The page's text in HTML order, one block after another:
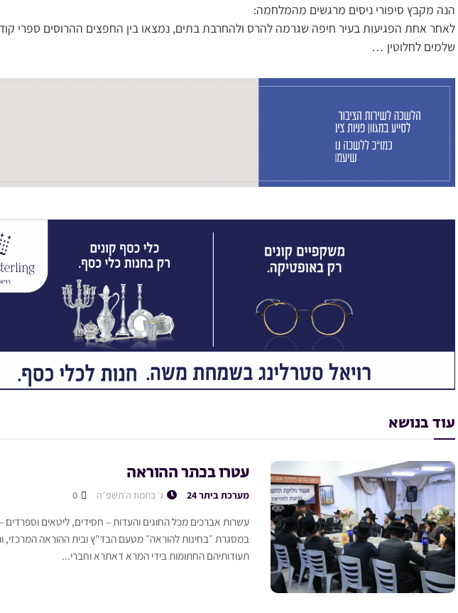
הנה מקבץ סיפורי ניסים מרגשים מהמלחמה:
לאחר אחת הפגיעות בעיר חיפה שגרמה להרס ולהחרבת בתים, נמצאו בין החפצים ההרוסים ספרי
שלמים לחלוטין …
עוד בנושא
עטרו בכתר ההוראה
מערכת ביתר 24 ג׳ בתמוז ה׳תשפ״ה
עשרות אברכים מכל החוגים והעדות – חסידים, ליטאים וספרדים
במסגרת ״בחינות להוראה״ מטעם הבד"ץ ובית ההוראה המרכזי,
תעודותיהם החתומות בידי המרא דאתרא וחברי...